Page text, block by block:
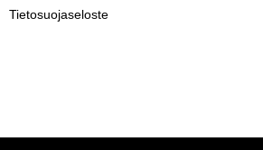
Tietosuojaseloste